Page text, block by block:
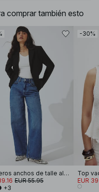
comprar también esto
Vaqueros anchos de talle alto Alley
EUR 55.95
+3
-30%
Top
EUR